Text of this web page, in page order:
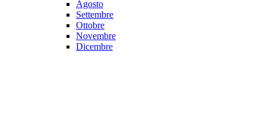
Agosto
Settembre
Ottobre
Novembre
Dicembre